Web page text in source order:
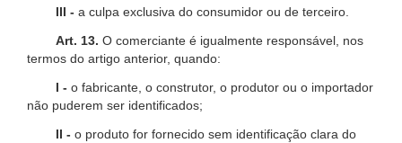
III - a culpa exclusiva do consumidor ou de terceiro.
Art. 13. O comerciante é igualmente responsável, nos
termos do artigo anterior, quando:
I - o fabricante, o construtor, o produtor ou o importador
não puderem ser identificados;
II - o produto for fornecido sem identificação clara do